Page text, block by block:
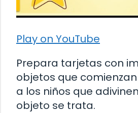
Play on YouTube
Prepara tarjetas con
objetos que comienzan
a los niños que
objeto se trata.